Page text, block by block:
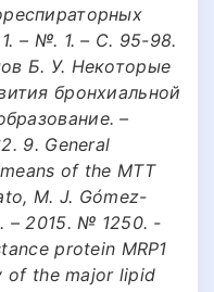
– №. 1. – С. 95-98.
Б. У. Некоторые
бронхиальной
–
9. General
of the MTT
M. J. Gómez-
– 2015. № 1250. -
protein MRP1
of the major lipid